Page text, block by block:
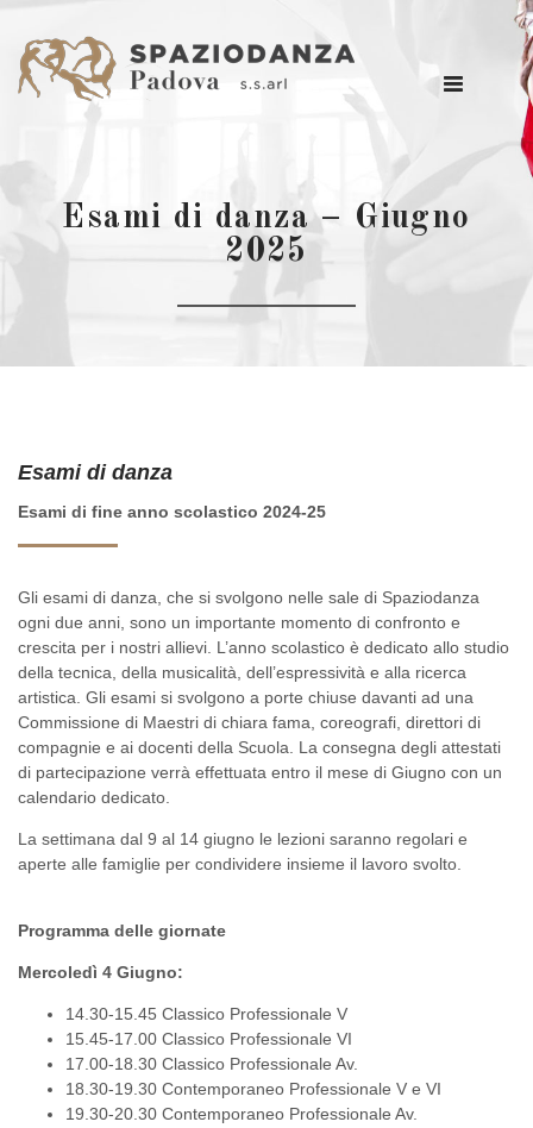
Esami di danza – Giugno
2025
Esami di danza
Esami di fine anno scolastico 2024-25
Gli esami di danza, che si svolgono nelle sale di Spaziodanza
ogni due anni, sono un importante momento di confronto e
crescita per i nostri allievi. L’anno scolastico è dedicato allo studio
della tecnica , della musicalità , dell’espressività e alla ricerca
artistica . Gli esami si svolgono a porte chiuse davanti ad una
Commissione di Maestri di chiara fama, coreografi, direttori di
compagnie e ai docenti della Scuola. La consegna degli attestati
di partecipazione verrà effettuata entro il mese di Giugno con un
calendario dedicato.
La settimana dal 9 al 14 giugno le lezioni saranno regolari e
aperte alle famiglie per condividere insieme il lavoro svolto.
Programma delle giornate
Mercoledì 4 Giugno:
14.30-15.45 Classico Professionale V
15.45-17.00 Classico Professionale VI
17.00-18.30 Classico Professionale Av.
18.30-19.30 Contemporaneo Professionale V e VI
19.30-20.30 Contemporaneo Professionale Av.